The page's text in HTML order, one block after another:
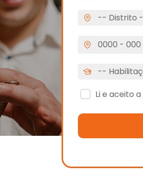
Li e aceito a